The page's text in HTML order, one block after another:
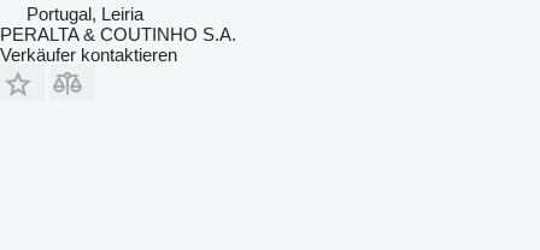
Portugal, Leiria
PERALTA & COUTINHO S.A.
Verkäufer kontaktieren